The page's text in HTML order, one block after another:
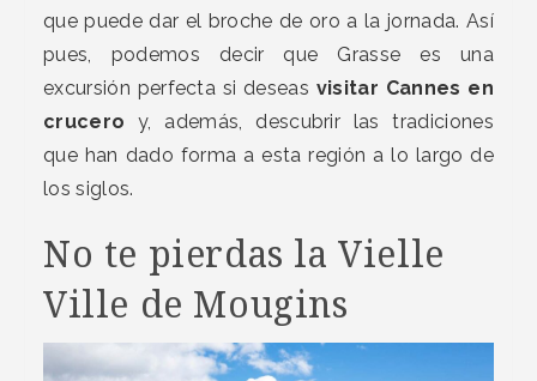
que puede dar el broche de oro a la jornada. Así
pues, podemos decir que Grasse es una
excursión perfecta si deseas visitar Cannes en
crucero y, además, descubrir las tradiciones
que han dado forma a esta región a lo largo de
los siglos.
No te pierdas la Vielle
Ville de Mougins